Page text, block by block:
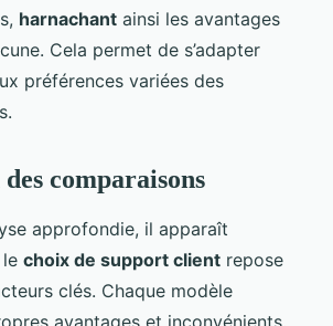
harnachant ainsi les avantages
Cela permet de s’adapter
préférences variées des
comparaisons
approfondie, il apparaît
choix de support client repose
clés. Chaque modèle
avantages et inconvénients.